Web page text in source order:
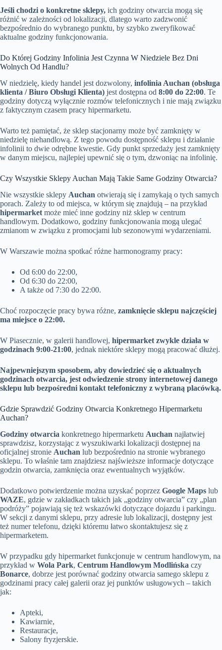
Jeśli chodzi o konkretne sklepy, ich godziny otwarcia mogą się
różnić w zależności od lokalizacji, dlatego warto zadzwonić
bezpośrednio do wybranego punktu, by szybko zweryfikować
aktualne godziny funkcjonowania.
Do Której Godziny Infolinia Jest Czynna W Niedziele Bez Dni
Wolnych Od Handlu?
W niedzielę, kiedy handel jest dozwolony, infolinia Auchan (obsługa
klienta / Biuro Obsługi Klienta) jest dostępna od 8:00 do 22:00. Te
godziny dotyczą wyłącznie rozmów telefonicznych i nie mają związku
z faktycznym czasem pracy hipermarketu.
Warto też pamiętać, że sklep stacjonarny może być zamknięty w
niedzielę niehandlową. Z tego powodu dostępność sklepu i działanie
infolinii to dwie odrębne kwestie. Gdy punkt sprzedaży jest zamknięty
w danym miejscu, najlepiej upewnić się o tym, dzwoniąc na infolinię.
Czy Wszystkie Sklepy Auchan Mają Takie Same Godziny Otwarcia?
Nie wszystkie sklepy Auchan otwierają się i zamykają o tych samych
porach. Zależy to od miejsca, w którym się znajdują – na przykład
hipermarket może mieć inne godziny niż sklep w centrum
handlowym. Dodatkowo, godziny funkcjonowania mogą ulegać
zmianom w związku z promocjami lub sezonowymi wydarzeniami.
W Warszawie można spotkać różne harmonogramy pracy:
Od 6:00 do 22:00,
Od 6:30 do 22:00,
A także od 7:30 do 22:00.
Choć rozpoczęcie pracy bywa różne, zamknięcie sklepu najczęściej
ma miejsce o 22:00.
W Piasecznie, w galerii handlowej, hipermarket zwykle działa w
godzinach 9:00-21:00, jednak niektóre sklepy mogą pracować dłużej.
Najpewniejszym sposobem, aby dowiedzieć się o aktualnych
godzinach otwarcia, jest odwiedzenie strony internetowej danego
sklepu lub bezpośredni kontakt telefoniczny z wybraną placówką.
Gdzie Sprawdzić Godziny Otwarcia Konkretnego Hipermarketu
Auchan?
Godziny otwarcia konkretnego hipermarketu Auchan najłatwiej
sprawdzisz, korzystając z wyszukiwarki lokalizacji dostępnej na
oficjalnej stronie Auchan lub bezpośrednio na stronie wybranego
sklepu. To właśnie tam znajdziesz najświeższe informacje dotyczące
godzin otwarcia, zamknięcia oraz ewentualnych wyjątków.
Dodatkowo potwierdzenie można uzyskać poprzez Google Maps lub
WAZE, gdzie w zakładkach takich jak „godziny otwarcia” czy „plan
podróży” pojawiają się też wskazówki dotyczące dojazdu i parkingu.
W sekcji z danymi sklepu, przy adresie lub lokalizacji, dostępny jest
też numer telefonu, dzięki któremu łatwo skontaktujesz się z
hipermarketem.
W przypadku gdy hipermarket funkcjonuje w centrum handlowym, na
przykład w Wola Park, Centrum Handlowym Modlińska czy
Bonarce, dobrze jest porównać godziny otwarcia samego sklepu z
godzinami pracy całej galerii oraz jej punktów usługowych – takich
jak:
Apteki,
Kawiarnie,
Restauracje,
Salony fryzjerskie.